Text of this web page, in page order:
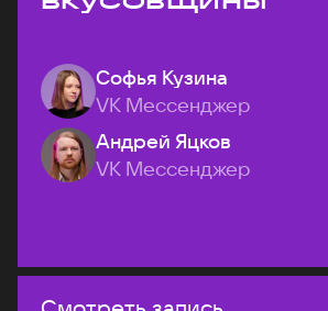
Софья Кузина
VK Мессенджер
Андрей Яцков
VK Мессенджер